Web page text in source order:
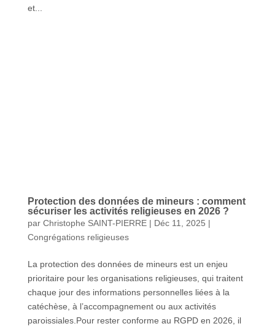
et...
Protection des données de mineurs : comment
sécuriser les activités religieuses en 2026 ?
par Christophe SAINT-PIERRE| Déc 11, 2025 |
Congrégations religieuses
La protection des données de mineurs est un enjeu
prioritaire pour les organisations religieuses, qui traitent
chaque jour des informations personnelles liées à la
catéchèse, à l’accompagnement ou aux activités
paroissiales.Pour rester conforme au RGPD en 2026, il